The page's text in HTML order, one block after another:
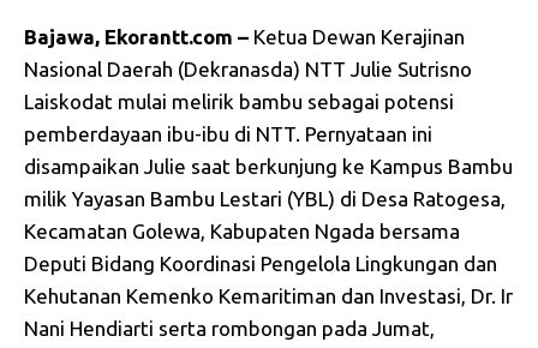
Bajawa, Ekorantt.com – Ketua Dewan Kerajinan
Nasional Daerah (Dekranasda) NTT Julie Sutrisno
Laiskodat mulai melirik bambu sebagai potensi
pemberdayaan ibu-ibu di NTT. Pernyataan ini
disampaikan Julie saat berkunjung ke Kampus Bambu
milik Yayasan Bambu Lestari (YBL) di Desa Ratogesa,
Kecamatan Golewa, Kabupaten Ngada bersama
Deputi Bidang Koordinasi Pengelola Lingkungan dan
Kehutanan Kemenko Kemaritiman dan Investasi, Dr. Ir
Nani Hendiarti serta rombongan pada Jumat,